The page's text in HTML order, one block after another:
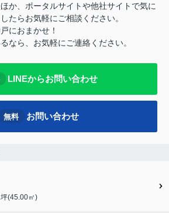
か、ポータルサイトや他社サイトで気に
たらお気軽にご相談ください。
におまかせ！
なら、お気軽にご連絡ください。
LINEからお問い合わせ
無料 お問い合わせ
(45.00㎡)